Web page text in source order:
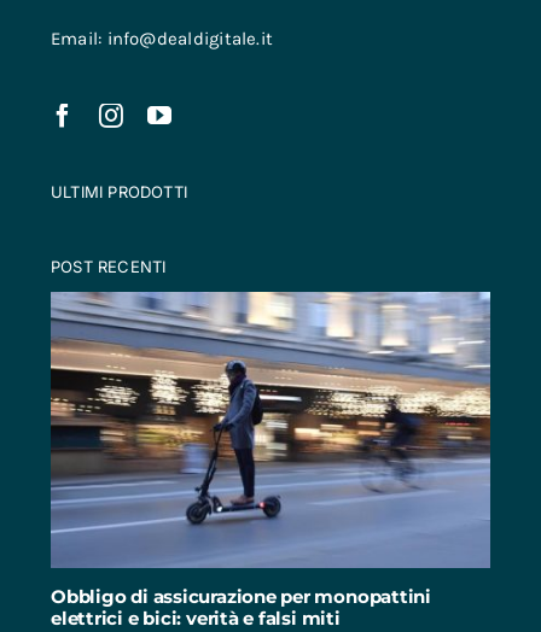
Email: info@dealdigitale.it
ULTIMI PRODOTTI
POST RECENTI
Obbligo di assicurazione per monopattini
elettrici e bici: verità e falsi miti